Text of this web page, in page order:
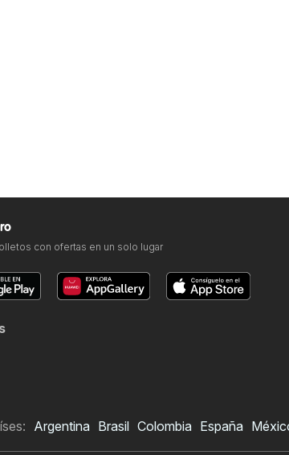
con ofertas en un solo lugar
Argentina Brasil Colombia España